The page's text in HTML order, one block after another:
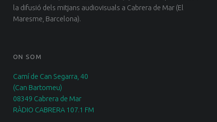
la difusió dels mitjans audiovisuals a Cabrera de Mar (El
Maresme, Barcelona).
ON SOM
Camí de Can Segarra, 40
(Can Bartomeu)
08349 Cabrera de Mar
RÀDIO CABRERA 107.1 FM